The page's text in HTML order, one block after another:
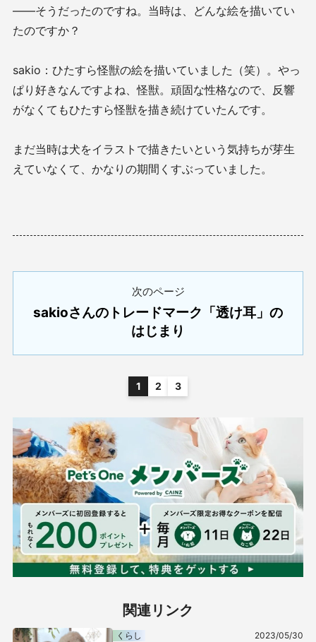
——そうだったのですね。当時は、どんな絵を描いてい
たのですか？
sakio：ひたすら怪獣の絵を描いていました（笑）。やっ
ぱり好きなんですよね、怪獣。頑固な性格なので、反響
がなくてもひたすら怪獣を描き続けていたんです。
まだ当時は犬をイラストで描きたいという気持ちが芽生
えていなくて、かなりの期間くすぶっていました。
次のページ
sakioさんのトレードマーク「透け耳」の
はじまり
1 2 3
関連リンク
くらし 2023/05/30